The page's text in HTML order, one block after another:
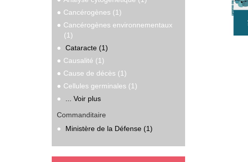
Cancérogènes (1)
Cancérogènes environnementaux
(1)
Cataracte (1)
Causalité (1)
Cause de décès (1)
Cellules germinales (1)
... Voir plus
Commanditaire
Ministère de la Défense (1)